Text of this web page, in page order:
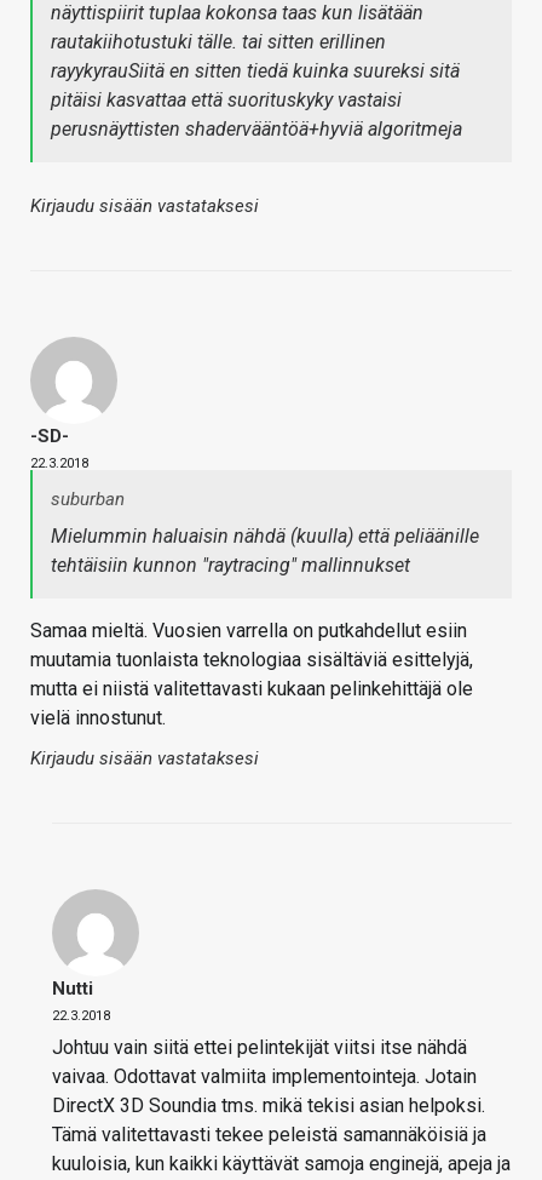
näyttispiirit tuplaa kokonsa taas kun lisätään
rautakiihotustuki tälle. tai sitten erillinen
rayykyrauSiitä en sitten tiedä kuinka suureksi sitä
pitäisi kasvattaa että suorituskyky vastaisi
perusnäyttisten shadervääntöä+hyviä algoritmeja
Kirjaudu sisään vastataksesi
-SD-
22.3.2018
suburban
Mielummin haluaisin nähdä (kuulla) että peliäänille
tehtäisiin kunnon "raytracing" mallinnukset
Samaa mieltä. Vuosien varrella on putkahdellut esiin
muutamia tuonlaista teknologiaa sisältäviä esittelyjä,
mutta ei niistä valitettavasti kukaan pelinkehittäjä ole
vielä innostunut.
Kirjaudu sisään vastataksesi
Nutti
22.3.2018
Johtuu vain siitä ettei pelintekijät viitsi itse nähdä
vaivaa. Odottavat valmiita implementointeja. Jotain
DirectX 3D Soundia tms. mikä tekisi asian helpoksi.
Tämä valitettavasti tekee peleistä samannäköisiä ja
kuuloisia, kun kaikki käyttävät samoja enginejä, apeja ja